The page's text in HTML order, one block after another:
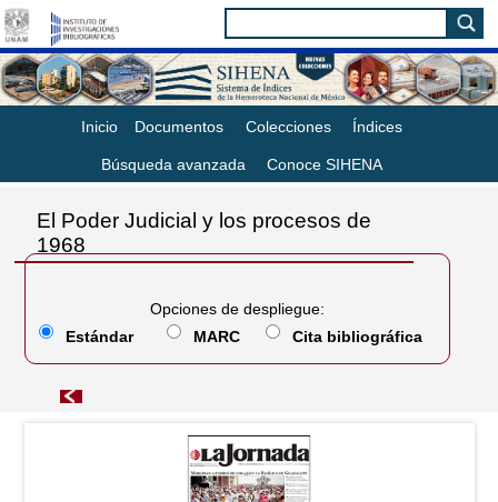
Inicio Documentos Colecciones Índices
Búsqueda avanzada Conoce SIHENA
El Poder Judicial y los procesos de
1968
Opciones de despliegue:
Estándar
MARC Cita bibliográfica